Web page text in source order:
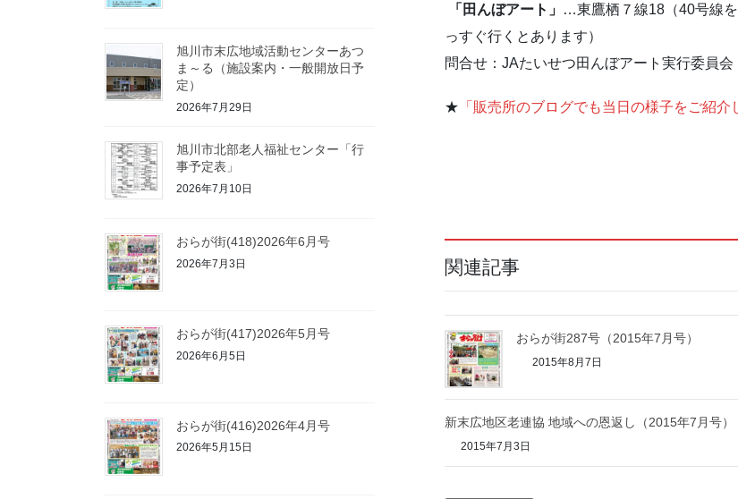
「田んぼアート」 …東鷹栖７線18（40号線
っすぐ行くとあります）
問合せ：JAたいせつ田んぼアート実行委員会
★ 「販売所のブログでも当日の様子をご紹
関連記事
おらが街287号（2015年7月号）
2015年8月7日
新末広地区老連協 地域への恩返し（2015年7月号）
2015年7月3日
旭川市末広地域活動センターあつ
ま～る（施設案内・一般開放日予
定）
2026年7月29日
旭川市北部老人福祉センター「行
事予定表」
2026年7月10日
おらが街(418)2026年6月号
2026年7月3日
おらが街(417)2026年5月号
2026年6月5日
おらが街(416)2026年4月号
2026年5月15日